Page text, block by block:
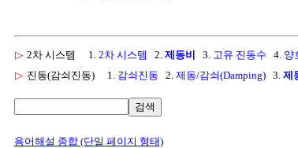
▷ 2차 시스템 1. 2차 시스템 2. 제동비 3. 고유 진동수 4. 양
▷ 진동(감쇠진동) 1. 감쇠진동 2. 제동/감쇠(Damping) 3. 제
검색
용어해설 종합 (단일 페이지 형태)